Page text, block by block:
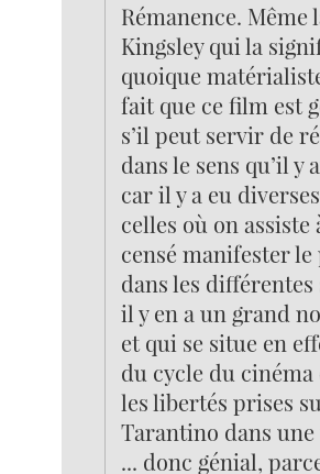
Rémanence. Même
Kingsley qui la
quoique
fait que ce film est
s’il peut servir de
dans le sens qu’il
car il y a eu
celles où on
censé manifester
dans les
il y en a un grand
et qui se situe en
du cycle du
les libertés prises
Tarantino dans
... donc génial,